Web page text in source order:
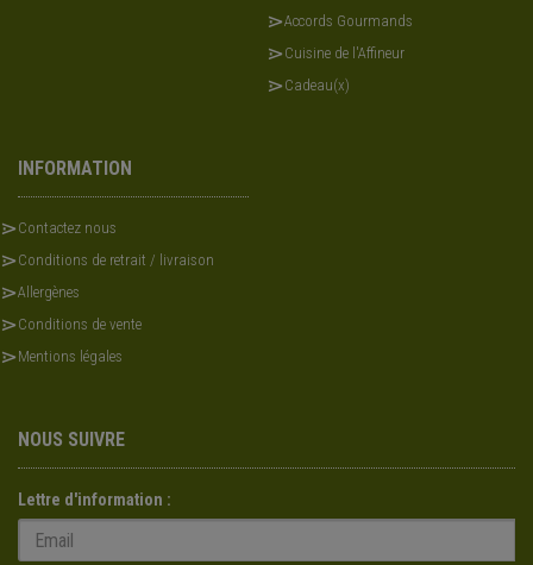
Accords Gourmands
Cuisine de l'Affineur
Cadeau(x)
INFORMATION
Contactez nous
Conditions de retrait / livraison
Allergènes
Conditions de vente
Mentions légales
NOUS SUIVRE
Lettre d'information :